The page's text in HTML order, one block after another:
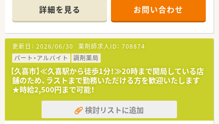
■充実した研修によるバックアップあり！若手で経験が浅い方も
安心の教育体制があります。
■生涯働きながらスキルアップを積んでいただけるように、院
内・院外研修への参加を奨励しております。
■福利厚生充実☆ 長くお勤めし続けられる環境が整っていま
す。
＜働き方の特徴＞
■基本的な就業時間は8時30分～16時45分までです。遅番が週1
回程度ありますが（9時～17時15分）、正社員としては早く退勤す
ることができます。
■残業もほとんど無い環境ですので、お仕事の後の予定も立てや
すい職場です♪
■当直業務はありません。
詳細を見る お問い合わせ
更新日： 2026/06/30 薬剤師求人ID： 708874
パート・アルバイト
調剤薬局
【久喜市】≪久喜駅から徒歩1分！≫20時まで開局している店
舗のため、ラストまで勤務いただける方を歓迎いたします
★時給2,500円まで可能！
検討リストに追加